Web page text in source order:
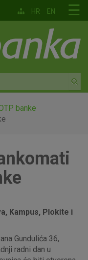
☰
HR EN
banke
Kampus, Plokite i
Gundulića 36,
radni dan u